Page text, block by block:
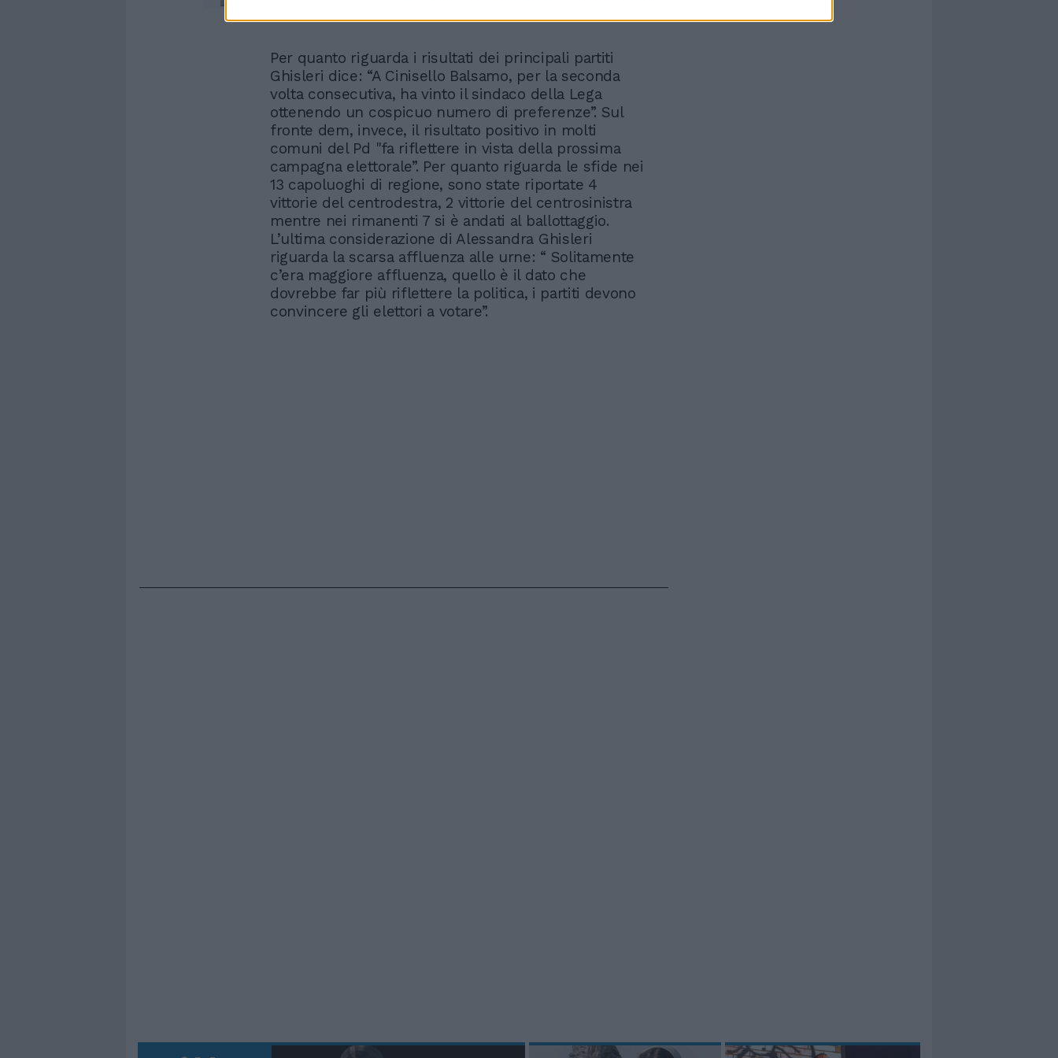
Per quanto riguarda i risultati dei principali partiti
Ghisleri dice: “A Cinisello Balsamo, per la seconda
volta consecutiva, ha vinto il sindaco della Lega
ottenendo un cospicuo numero di preferenze”. Sul
fronte dem, invece, il risultato positivo in molti
comuni del Pd "fa riflettere in vista della prossima
campagna elettorale”. Per quanto riguarda le sfide nei
13 capoluoghi di regione, sono state riportate 4
vittorie del centrodestra, 2 vittorie del centrosinistra
mentre nei rimanenti 7 si è andati al ballottaggio.
L’ultima considerazione di Alessandra Ghisleri
riguarda la scarsa affluenza alle urne: “ Solitamente
c’era maggiore affluenza, quello è il dato che
dovrebbe far più riflettere la politica, i partiti devono
convincere gli elettori a votare”.